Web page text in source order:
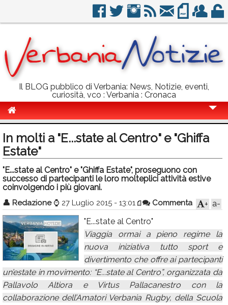
Il BLOG pubblico di Verbania: News, Notizie, eventi,
curiosità, vco : Verbania : Cronaca
Politica
Sport
Eventi
Info Utili
Rubriche
Calendario
Annunci
In molti a "E...state al Centro" e "Ghiffa
Estate"
"E...state al Centro" e "Ghiffa Estate", proseguono con
successo di partecipanti le loro molteplici attività estive
coinvolgendo i più giovani.
👤 Redazione ⌚ 27 Luglio 2015 - 13:01 Commenta a-
+
"E...state al Centro"
Viaggia ormai a pieno regime la
nuova iniziativa tutto sport e
divertimento che offre ai partecipanti
un’estate in movimento: “E...state al Centro”, organizzata da
Pallavolo Altiora e Virtus Pallacanestro con la
collaborazione dell’Amatori Verbania Rugby, della Scuola